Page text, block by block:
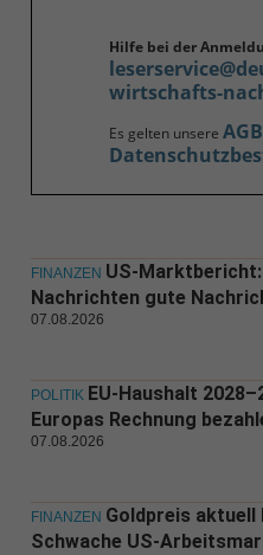
Hilfe bei der
wirtschafts-
Es gelten unsere AGB
FINANZEN US-
Nachrichten gute
07.08.2026
POLITIK EU-Haushalt
Europas Rechnung
07.08.2026
FINANZEN Goldpreis
Schwache US-